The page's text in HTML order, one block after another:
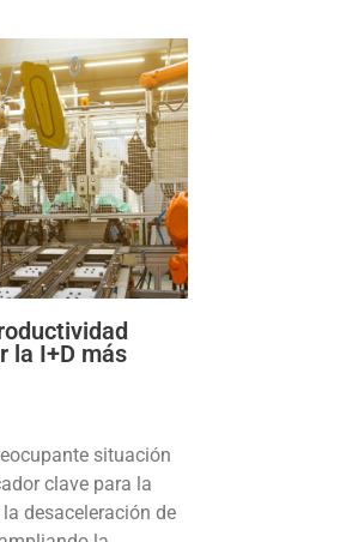
la I+D más
situación
clave para la
desaceleración de